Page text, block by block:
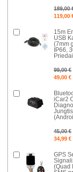
189,00
119,00
15m
USB
(7mm
IP66,
99,00 €
49,00 €
iCar2
Jungtis
45,00 €
34,99 €
GPS
(Quad